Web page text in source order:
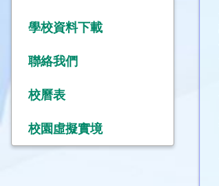
學校資料下載
聯絡我們
校曆表
校園虛擬實境